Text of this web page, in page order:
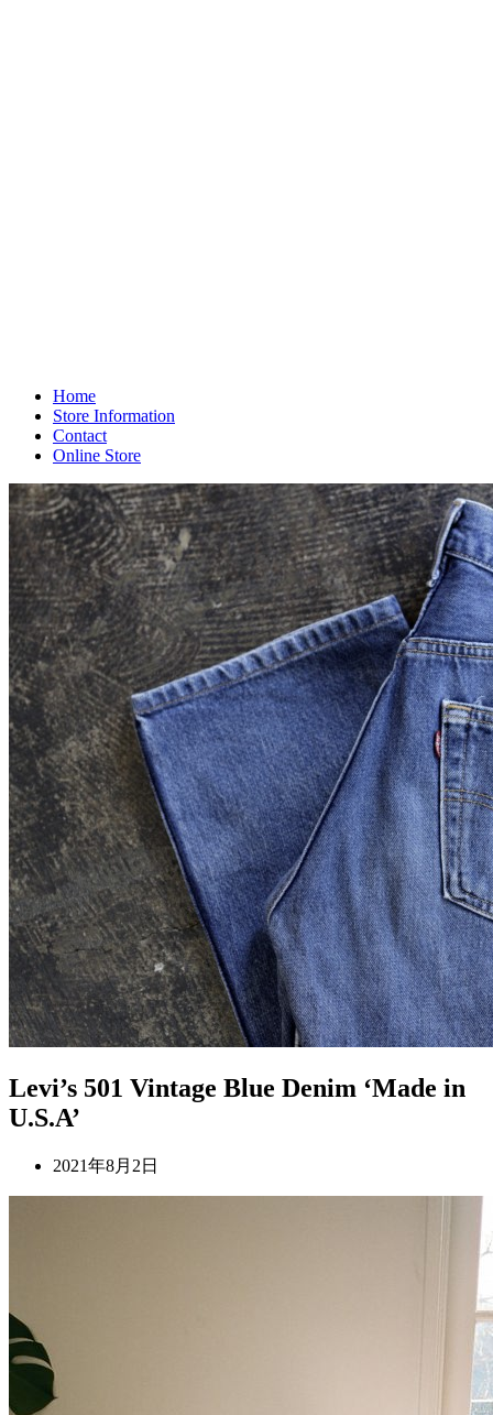
Home
Store Information
Contact
Online Store
Levi’s 501 Vintage Blue Denim ‘Made in
U.S.A’
2021年8月2日